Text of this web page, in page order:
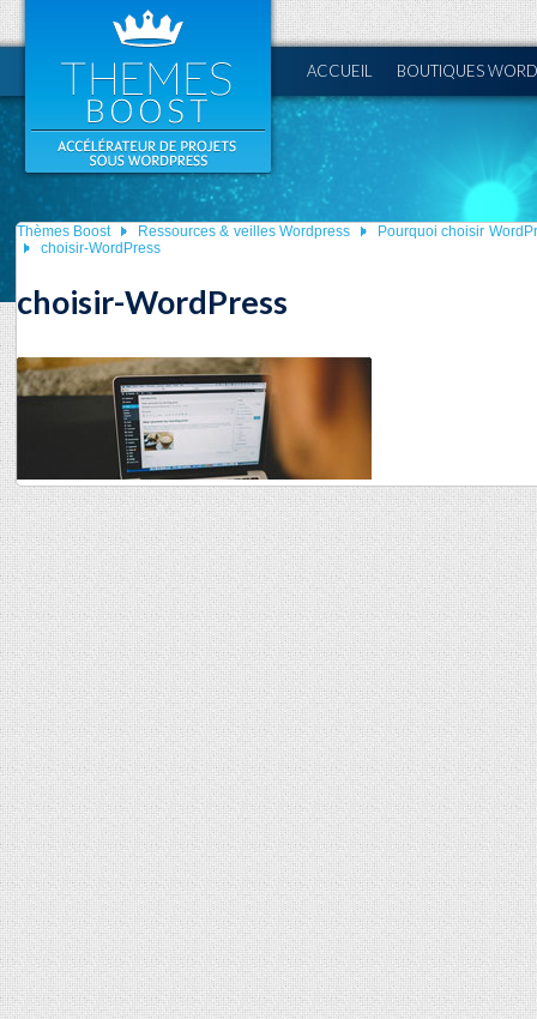
ACCUEIL BOUTIQUES
Thèmes Boost Ressources & veilles Wordpress
Pourquoi choisir
choisir-WordPress
choisir-WordPress